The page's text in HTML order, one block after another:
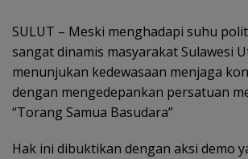
SULUT – Meski menghadapi suhu
sangat dinamis masyarakat Sulawesi
menunjukan kedewasaan menjaga
dengan mengedepankan persatuan
“Torang Samua Basudara”
Hak ini dibuktikan dengan aksi demo